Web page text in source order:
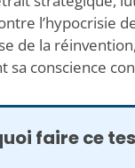
l’hypocrisie
de la
sa conscience
faire ce